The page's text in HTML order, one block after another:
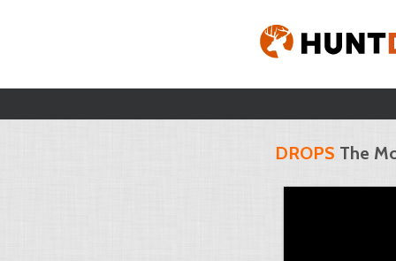
DROPS The